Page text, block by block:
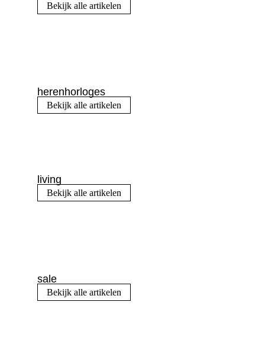
Bekijk alle artikelen
herenhorloges
Bekijk alle artikelen
living
Bekijk alle artikelen
sale
Bekijk alle artikelen